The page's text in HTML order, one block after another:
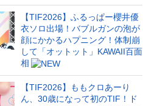
【TIF2026】ふるっぱー櫻井優
衣ソロ出場！バブルガンの泡が
顔にかかるハプニング！体制崩
して「オットット」KAWAII百面
相
【TIF2026】ももクロあーり
ん、30歳になって初のTIF！ド